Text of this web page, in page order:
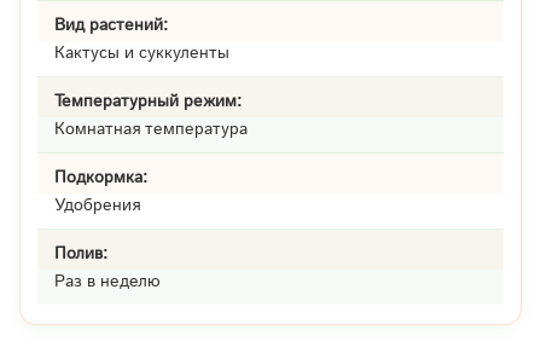
Вид растений:
Кактусы и суккуленты
Температурный режим:
Комнатная температура
Подкормка:
Удобрения
Полив:
Раз в неделю